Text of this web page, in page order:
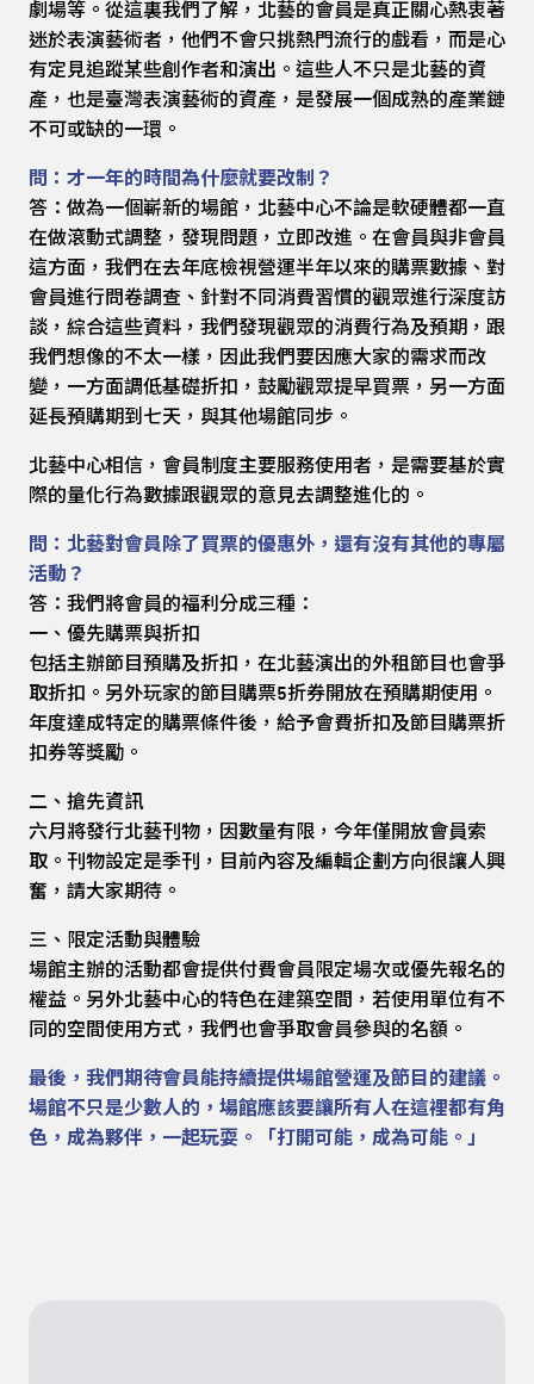
劇場等。從這裏我們了解，北藝的會員是真正關心熱衷著
迷於表演藝術者，他們不會只挑熱門流行的戲看，而是心
有定見追蹤某些創作者和演出。這些人不只是北藝的資
產，也是臺灣表演藝術的資產，是發展一個成熟的產業鏈
不可或缺的一環。
問：才一年的時間為什麼就要改制？
答：做為一個嶄新的場館，北藝中心不論是軟硬體都一直
在做滾動式調整，發現問題，立即改進。在會員與非會員
這方面，我們在去年底檢視營運半年以來的購票數據、對
會員進行問卷調查、針對不同消費習慣的觀眾進行深度訪
談，綜合這些資料，我們發現觀眾的消費行為及預期，跟
我們想像的不太一樣，因此我們要因應大家的需求而改
變，一方面調低基礎折扣，鼓勵觀眾提早買票，另一方面
延長預購期到七天，與其他場館同步。
北藝中心相信，會員制度主要服務使用者，是需要基於實
際的量化行為數據跟觀眾的意見去調整進化的。
問：北藝對會員除了買票的優惠外，還有沒有其他的專屬
活動？
答：我們將會員的福利分成三種：
一、優先購票與折扣
包括主辦節目預購及折扣，在北藝演出的外租節目也會爭
取折扣。另外玩家的節目購票5折券開放在預購期使用。
年度達成特定的購票條件後，給予會費折扣及節目購票折
扣券等獎勵。
二、搶先資訊
六月將發行北藝刊物，因數量有限，今年僅開放會員索
取。刊物設定是季刊，目前內容及編輯企劃方向很讓人興
奮，請大家期待。
三、限定活動與體驗
場館主辦的活動都會提供付費會員限定場次或優先報名的
權益。另外北藝中心的特色在建築空間，若使用單位有不
同的空間使用方式，我們也會爭取會員參與的名額。
最後，我們期待會員能持續提供場館營運及節目的建議。
場館不只是少數人的，場館應該要讓所有人在這裡都有角
色，成為夥伴，一起玩耍。「打開可能，成為可能。」